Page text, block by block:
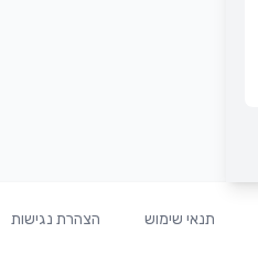
תנאי שימוש הצהרת נגישות